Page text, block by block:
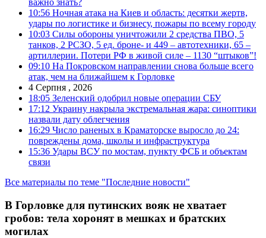
10:56 Ночная атака на Киев и область: десятки жертв,
удары по логистике и бизнесу, пожары по всему городу
10:03 Силы обороны уничтожили 2 средства ПВО, 5
танков, 2 РСЗО, 5 ед. броне- и 449 – автотехники, 65 –
артиллерии. Потери РФ в живой силе – 1130 “штыков”!
09:10 На Покровском направлении снова больше всего
атак, чем на ближайшем к Горловке
4 Серпня , 2026
18:05 Зеленский одобрил новые операции СБУ
17:12 Украину накрыла экстремальная жара: синоптики
назвали дату облегчения
16:29 Число раненых в Краматорске выросло до 24:
повреждены дома, школы и инфраструктура
15:36 Удары ВСУ по мостам, пункту ФСБ и объектам
связи
Все материалы по теме "Последние новости"
В Горловке для путинских вояк не хватает
гробов: тела хоронят в мешках и братских
могилах